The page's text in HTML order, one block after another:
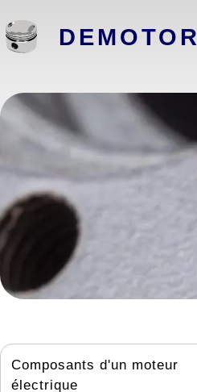
DEMOTOR
Composants d'un moteur
électrique